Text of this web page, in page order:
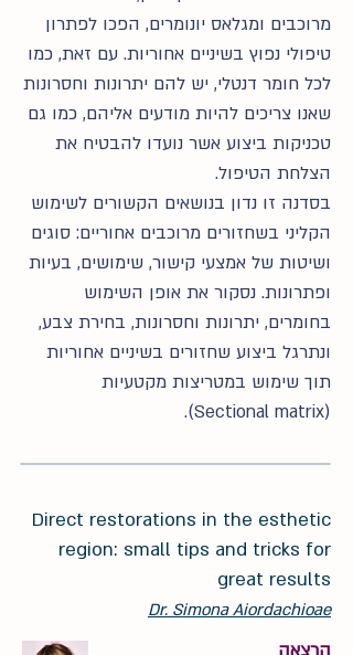
מרוכבים ומגלאס יונומרים, הפכו לפתרון
טיפולי נפוץ בשיניים אחוריות. עם זאת, כמו
לכל חומר דנטלי, יש להם יתרונות וחסרונות
שאנו צריכים להיות מודעים אליהם, כמו גם
טכניקות ביצוע אשר נועדו להבטיח את
הצלחת הטיפול.
בסדנה זו נדון בנושאים הקשורים לשימוש
הקליני בשחזורים מרוכבים אחוריים: סוגים
ושיטות של אמצעי קישור, שימושים, בעיות
ופתרונות. נסקור את אופן השימוש
בחומרים, יתרונות וחסרונות, בחירת צבע,
ונתרגל ביצוע שחזורים בשיניים אחוריות
תוך שימוש במטריצות מקטעיות
(Sectional matrix).
Direct restorations in the esthetic
region: small tips and tricks for
great results
Dr. Simona Aiordachioae